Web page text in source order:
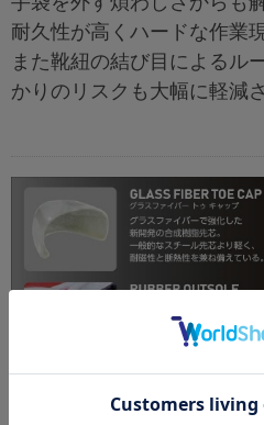
耐久性が高くハードな作業
また靴紐の結び目によるル
かりのリスクも大幅に軽減
グラスファ